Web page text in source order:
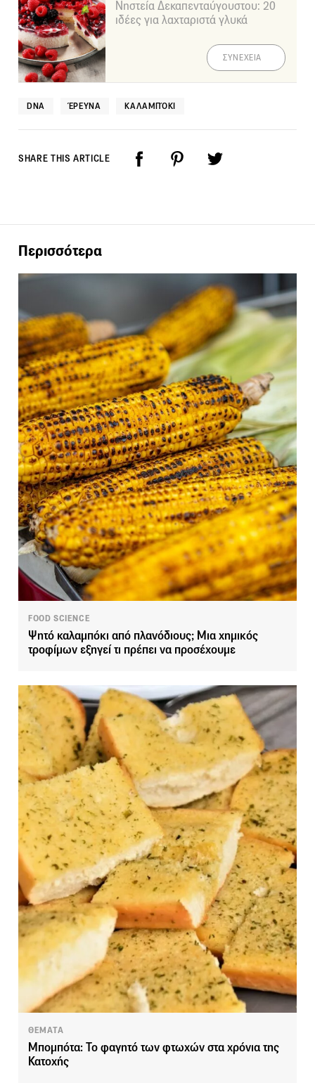
Νηστεία Δεκαπενταύγουστου: 20
ιδέες για λαχταριστά γλυκά
ΣΥΝΕΧΕΙΑ
DNA ΈΡΕΥΝΑ ΚΑΛΑΜΠΌΚΙ
SHARE THIS ARTICLE
Περισσότερα
FOOD SCIENCE
Ψητό καλαμπόκι από πλανόδιους; Μια χημικός
τροφίμων εξηγεί τι πρέπει να προσέχουμε
ΘΕΜΑΤΑ
Μπομπότα: Το φαγητό των φτωχών στα χρόνια της
Κατοχής